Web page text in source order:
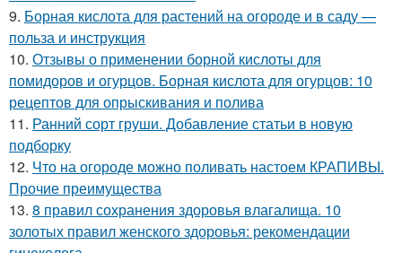
9. Борная кислота для растений на огороде и в саду —
польза и инструкция
10. Отзывы о применении борной кислоты для
помидоров и огурцов. Борная кислота для огурцов: 10
рецептов для опрыскивания и полива
11. Ранний сорт груши. Добавление статьи в новую
подборку
12. Что на огороде можно поливать настоем КРАПИВЫ.
Прочие преимущества
13. 8 правил сохранения здоровья влагалища. 10
золотых правил женского здоровья: рекомендации